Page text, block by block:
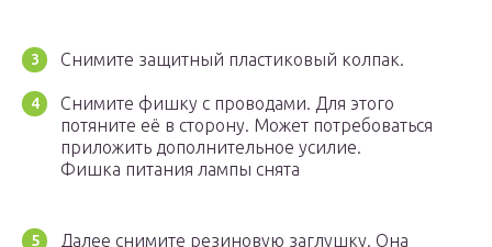
Снимите защитный пластиковый колпак.
Снимите фишку с проводами. Для этого
потяните её в сторону. Может потребоваться
приложить дополнительное усилие.
Фишка питания лампы снята
Далее снимите резиновую заглушку. Она